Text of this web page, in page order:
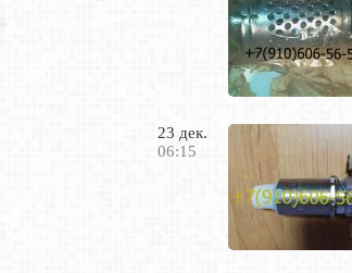
23 дек.
06:15